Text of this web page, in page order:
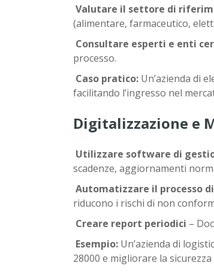
Valutare il settore di
(alimentare, farmaceutico,
Consultare esperti e enti
processo.
Caso pratico: Un’azienda di
facilitando l’ingresso nel
Digitalizzazione e
Utilizzare software di
scadenze, aggiornamenti
Automatizzare il processo
riducono i rischi di non
Creare report periodici –
Esempio: Un’azienda di
28000 e migliorare la